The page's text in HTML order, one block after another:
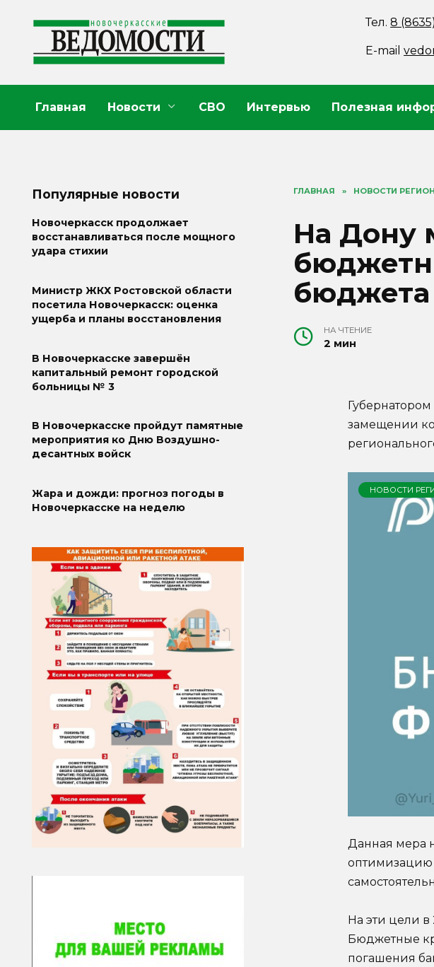
содержанию
Тел.8
E-mail
Главная Новости СВО Интервью Полезная
ГЛАВНАЯ » НОВОСТИ
На Дону
бюджета
НА ЧТЕНИЕ
2 мин
замещении
НОВОСТИ
Данная мера
оптимизацию
На эти цели
Бюджетные
погашения
Популярные новости
Новочеркасск продолжает
восстанавливаться после мощного
удара стихии
Министр ЖКХ Ростовской области
посетила Новочеркасск: оценка
ущерба и планы восстановления
В Новочеркасске завершён
капитальный ремонт городской
больницы № 3
В Новочеркасске пройдут памятные
мероприятия ко Дню Воздушно-
десантных войск
Жара и дожди: прогноз погоды в
Новочеркасске на неделю